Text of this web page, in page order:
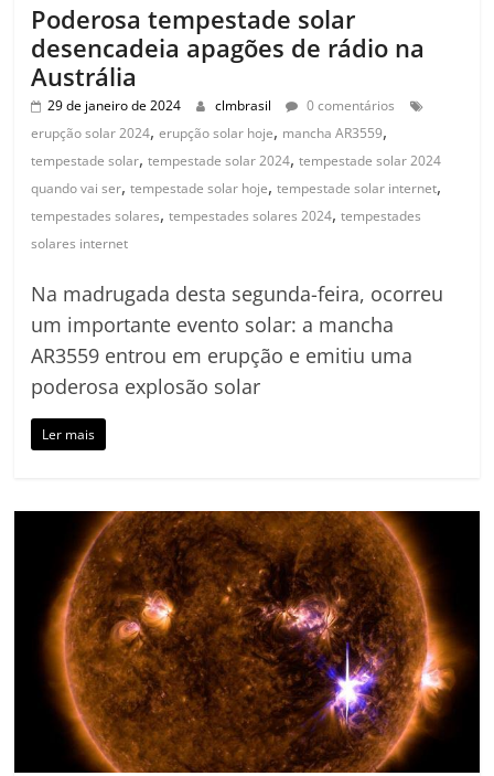
Poderosa tempestade solar
desencadeia apagões de rádio na
Austrália
29 de janeiro de 2024 clmbrasil
0 comentários
erupção solar 2024,erupção solar hoje, mancha AR3559,
tempestade solar,tempestade solar 2024,tempestade solar 2024
quando vai ser,tempestade solar hoje,tempestade solar internet,
tempestades solares,tempestades solares 2024,tempestades
solares internet
Na madrugada desta segunda-feira, ocorreu
um importante evento solar: a mancha
AR3559 entrou em erupção e emitiu uma
poderosa explosão solar
Ler mais